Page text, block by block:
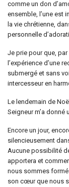
comme un don
ensemble, l’une est
la vie chrétienne,
personnelle
Je prie pour que,
l’expérience d’une
submergé et sans
intercesseur en
Le lendemain de
Seigneur m’a
Encore un jour,
silencieusement
Aucune possibilité
apportera et
nous sommes
son cœur que nous